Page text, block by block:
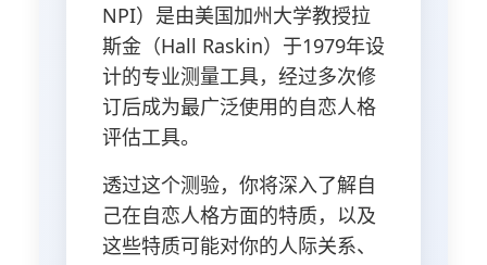
NPI）是由美国加州大学教授拉
斯金（Hall Raskin）于1979年设
计的专业测量工具，经过多次修
订后成为最广泛使用的自恋人格
评估工具。
透过这个测验，你将深入了解自
己在自恋人格方面的特质，以及
这些特质可能对你的人际关系、